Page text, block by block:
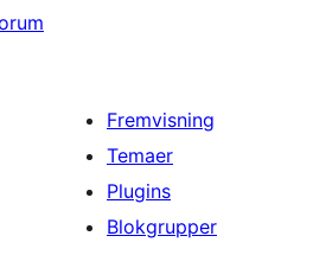
Fremvisning
Temaer
Plugins
Blokgrupper